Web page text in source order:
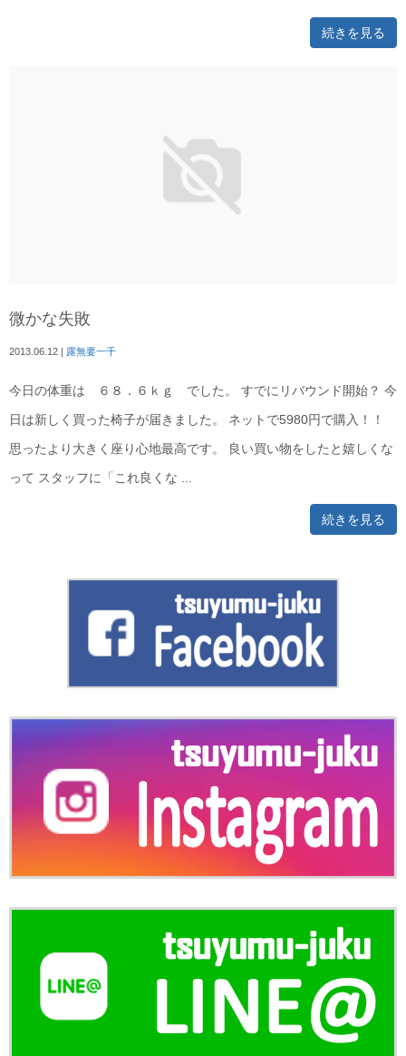
続きを見る
微かな失敗
2013.06.12 | 露無要一千
今日の体重は ６８．６ｋｇ でした。 すでにリバウンド開始？ 今
日は新しく買った椅子が届きました。 ネットで5980円で購入！！
思ったより大きく座り心地最高です。 良い買い物をしたと嬉しくな
って スタッフに「これ良くな ...
続きを見る